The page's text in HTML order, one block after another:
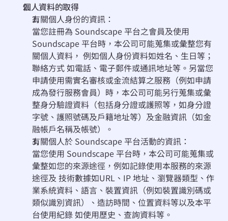
個⼈資料的取得
有關個⼈⾝份的資訊：
當您註冊為 Soundscape 平台之會員及使⽤
Soundscape 平台時，本公司可能蒐集或彙整您有
關個⼈資料， 例如個⼈⾝份資料如姓名、⽣⽇等；
聯絡⽅式 如電話、電⼦郵件或通訊地址等。另當您
申請使用需實名審核或金流結算之服務（例如申請
成為發行服務會員）時，本公司可能另行蒐集或彙
整身分驗證資料（包括身分證或護照等，如身分證
字號、護照號碼及戶籍地址等）及⾦融資訊（如⾦
融帳⼾名稱及帳號）。
有關個⼈於 Soundscape 平台活動的資訊：
當您使⽤ Soundscape 平台時，本公司可能蒐集或
彙整如您的來源途徑，例如記錄使⽤本服務的來源
途徑及 技術數據如URL、IP 地址、瀏覽器類型、作
業系統資料、語⾔、裝置資訊（例如裝置識別碼或
類似識別資訊）、造訪時間、位置資料等以及本平
台使⽤紀錄 如使⽤歷史、查詢資料等。